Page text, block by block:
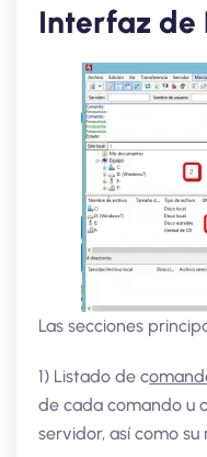
Interfaz de
Las secciones
1) Listado de c
de cada comando u
servidor, así como